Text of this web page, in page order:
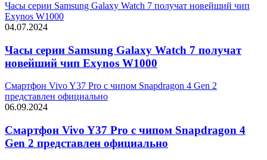
Часы серии Samsung Galaxy Watch 7 получат новейший чип
Exynos W1000
04.07.2024
Часы серии Samsung Galaxy Watch 7 получат
новейший чип Exynos W1000
Смартфон Vivo Y37 Pro с чипом Snapdragon 4 Gen 2
представлен официально
06.09.2024
Смартфон Vivo Y37 Pro с чипом Snapdragon 4
Gen 2 представлен официально